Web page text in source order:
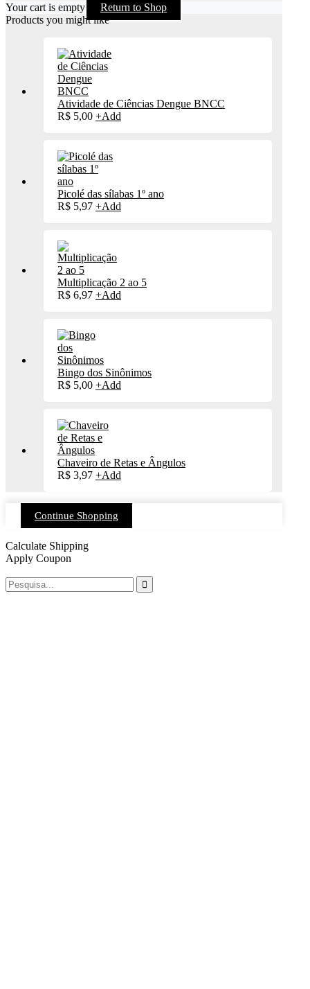
Your cart is empty
Return to Shop
Products you might like
Atividade de Ciências Dengue BNCC
R$ 5,00 +Add
Picolé das sílabas 1º ano
R$ 5,97 +Add
Multiplicação 2 ao 5
R$ 6,97 +Add
Bingo dos Sinônimos
R$ 5,00 +Add
Chaveiro de Retas e Ângulos
R$ 3,97 +Add
Continue Shopping
Calculate Shipping
Apply Coupon